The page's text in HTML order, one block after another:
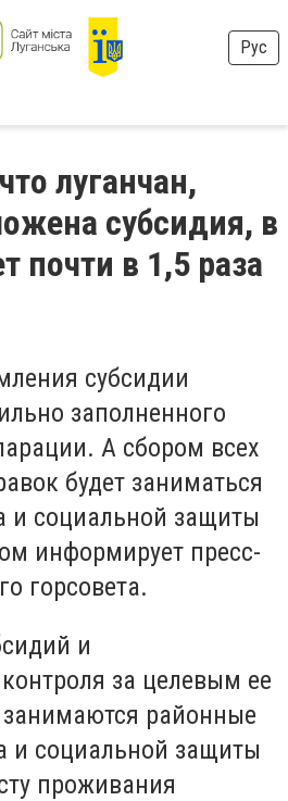
Рус
луганчан,
субсидия, в
почти в 1,5 раза
субсидии
заполненного
А сбором всех
будет заниматься
и социальной защиты
информирует пресс-
горсовета.
и
за целевым ее
районные
и социальной защиты
проживания